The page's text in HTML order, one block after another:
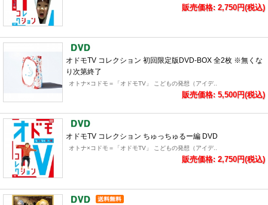
販売価格: 2,750円(税込)
オドモTV コレクション 初回限定版DVD-BOX 全2枚 ※無くな
り次第終了
オトナ×コドモ＝「オドモTV」 こどもの発想（アイデ..
販売価格: 5,500円(税込)
オドモTV コレクション ちゅっちゅるー編 DVD
オトナ×コドモ＝「オドモTV」 こどもの発想（アイデ..
販売価格: 2,750円(税込)